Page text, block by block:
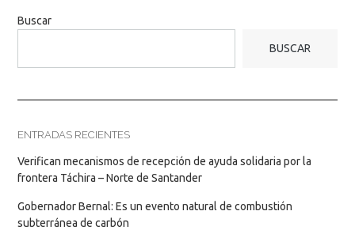
Buscar
BUSCAR
ENTRADAS RECIENTES
Verifican mecanismos de recepción de ayuda solidaria por la
frontera Táchira – Norte de Santander
Gobernador Bernal: Es un evento natural de combustión
subterránea de carbón